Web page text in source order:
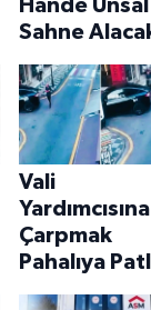
Hande Ünsal
Sahne
Vali
Yardımcısına
Çarpmak
Pahalıya